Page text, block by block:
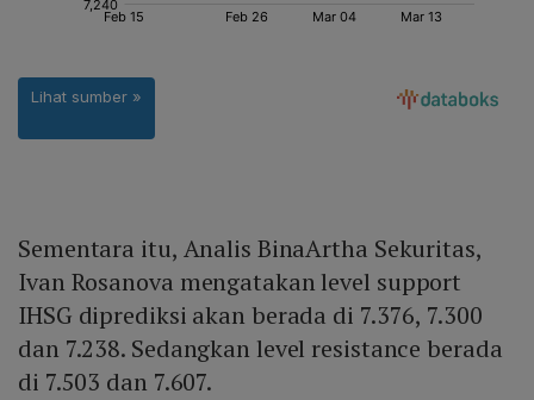
Sementara itu, Analis BinaArtha Sekuritas,
Ivan Rosanova mengatakan level support
IHSG diprediksi akan berada di 7.376, 7.300
dan 7.238. Sedangkan level resistance berada
di 7.503 dan 7.607.